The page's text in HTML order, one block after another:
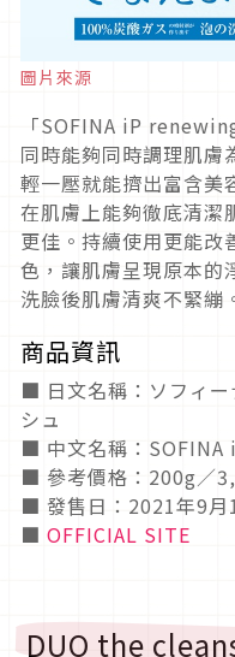
圖片來源
「SOFINA iP
同時能夠同時調理肌膚
輕一壓就能擠出富含美
在肌膚上能夠徹底清潔
更佳。持續使用更能改
色，讓肌膚呈現原本的
洗臉後肌膚清爽不緊繃
商品資訊
■ 日文名稱：ソフィ
シュ
■ 中文名稱：
■ 參考價格：200g／
■ 發售日：2021年9月
■ OFFICIAL SITE
DUO the